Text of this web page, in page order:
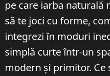
pe care iarba naturală
să te joci cu forme,
integrezi în moduri
simplă curte într-un
modern și primitor.